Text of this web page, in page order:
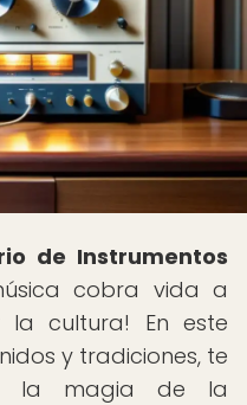
de Instrumentos
cobra vida a
cultura! En este
y tradiciones, te
la magia de la